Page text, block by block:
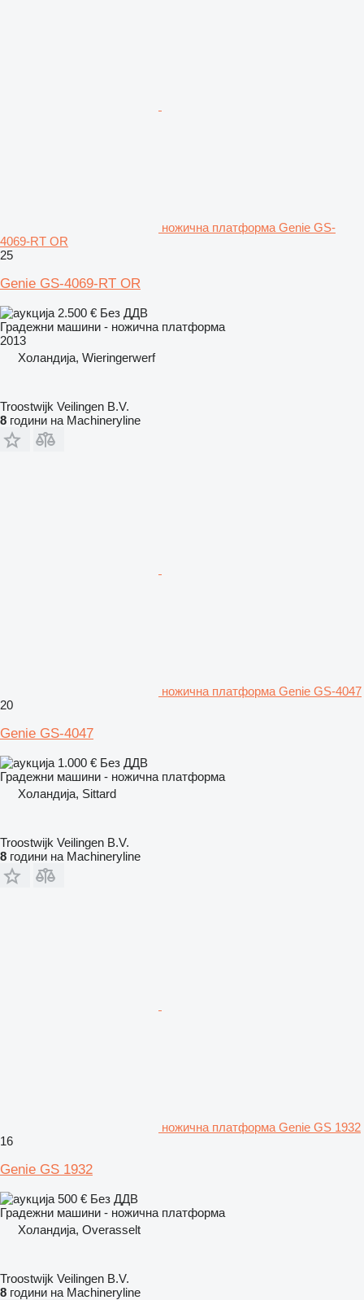
ножична платформа Genie GS-
4069-RT OR
25
Genie GS-4069-RT OR
2.500 € Без ДДВ
Градежни машини - ножична платформа
2013
Холандија, Wieringerwerf
Troostwijk Veilingen B.V.
8 години на Machineryline
ножична платформа Genie GS-4047
20
Genie GS-4047
1.000 € Без ДДВ
Градежни машини - ножична платформа
Холандија, Sittard
Troostwijk Veilingen B.V.
8 години на Machineryline
ножична платформа Genie GS 1932
16
Genie GS 1932
500 € Без ДДВ
Градежни машини - ножична платформа
Холандија, Overasselt
Troostwijk Veilingen B.V.
8 години на Machineryline